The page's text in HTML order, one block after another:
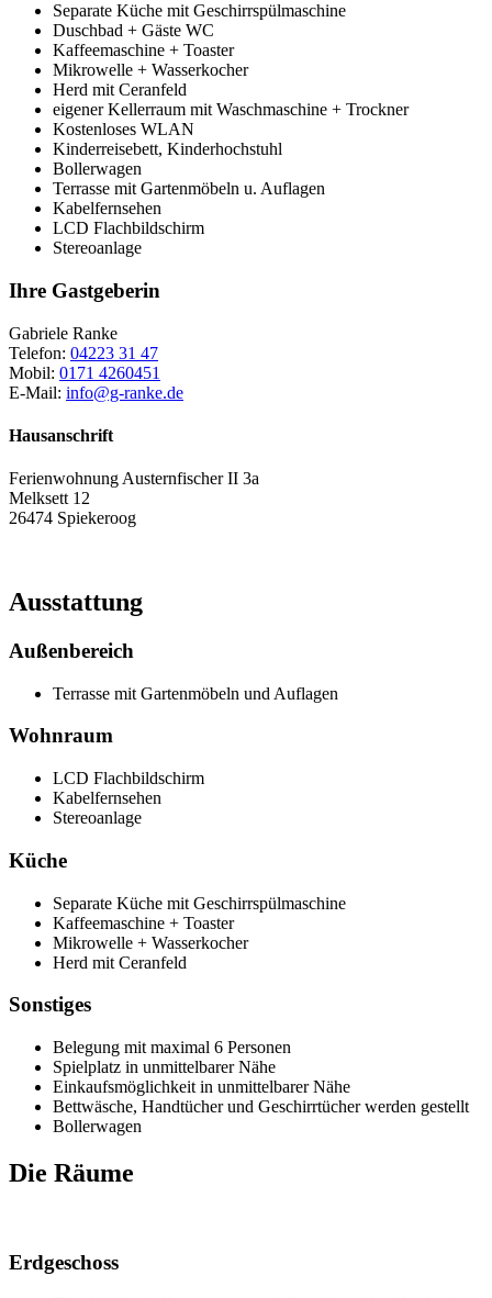
Separate Küche mit Geschirrspülmaschine
Duschbad + Gäste WC
Kaffeemaschine + Toaster
Mikrowelle + Wasserkocher
Herd mit Ceranfeld
eigener Kellerraum mit Waschmaschine + Trockner
Kostenloses WLAN
Kinderreisebett, Kinderhochstuhl
Bollerwagen
Terrasse mit Gartenmöbeln u. Auflagen
Kabelfernsehen
LCD Flachbildschirm
Stereoanlage
Ihre Gastgeberin
Gabriele Ranke
Telefon: 04223 31 47
Mobil: 0171 4260451
E-Mail: info@g-ranke.de
Hausanschrift
Ferienwohnung Austernfischer II 3a
Melksett 12
26474 Spiekeroog
Ausstattung
Außenbereich
Terrasse mit Gartenmöbeln und Auflagen
Wohnraum
LCD Flachbildschirm
Kabelfernsehen
Stereoanlage
Küche
Separate Küche mit Geschirrspülmaschine
Kaffeemaschine + Toaster
Mikrowelle + Wasserkocher
Herd mit Ceranfeld
Sonstiges
Belegung mit maximal 6 Personen
Spielplatz in unmittelbarer Nähe
Einkaufsmöglichkeit in unmittelbarer Nähe
Bettwäsche, Handtücher und Geschirrtücher werden gestellt
Bollerwagen
Die Räume
Erdgeschoss